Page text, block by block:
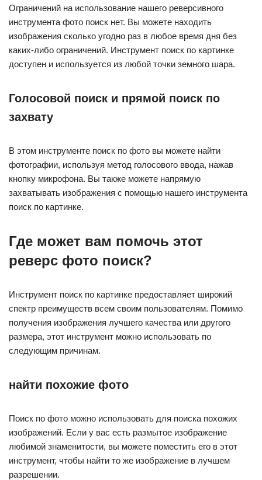
Ограничений на использование нашего реверсивного
инструмента фото поиск нет. Вы можете находить
изображения сколько угодно раз в любое время дня без
каких-либо ограничений. Инструмент поиск по картинке
доступен и используется из любой точки земного шара.
Голосовой поиск и прямой поиск по
захвату
В этом инструменте поиск по фото вы можете найти
фотографии, используя метод голосового ввода, нажав
кнопку микрофона. Вы также можете напрямую
захватывать изображения с помощью нашего инструмента
поиск по картинке.
Где может вам помочь этот
реверс фото поиск?
Инструмент поиск по картинке предоставляет широкий
спектр преимуществ всем своим пользователям. Помимо
получения изображения лучшего качества или другого
размера, этот инструмент можно использовать по
следующим причинам.
найти похожие фото
Поиск по фото можно использовать для поиска похожих
изображений. Если у вас есть размытое изображение
любимой знаменитости, вы можете поместить его в этот
инструмент, чтобы найти то же изображение в лучшем
разрешении.